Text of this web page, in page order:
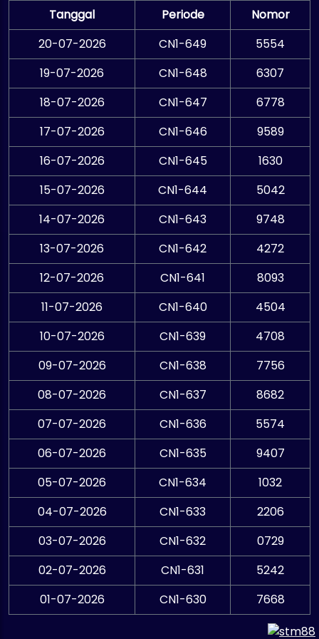
Tanggal Periode
Nomor
20-07-2026
CN1-649
5554
19-07-2026
CN1-648
6307
18-07-2026
CN1-647
6778
17-07-2026
CN1-646
9589
16-07-2026
CN1-645
1630
15-07-2026
CN1-644
5042
14-07-2026
CN1-643
9748
13-07-2026
CN1-642
4272
12-07-2026
CN1-641
8093
11-07-2026
CN1-640
4504
10-07-2026
CN1-639
4708
09-07-2026
CN1-638
7756
08-07-2026
CN1-637
8682
07-07-2026
CN1-636
5574
06-07-2026
CN1-635
9407
05-07-2026
CN1-634
1032
04-07-2026
CN1-633
2206
03-07-2026
CN1-632
0729
02-07-2026
CN1-631
5242
01-07-2026
CN1-630 7668